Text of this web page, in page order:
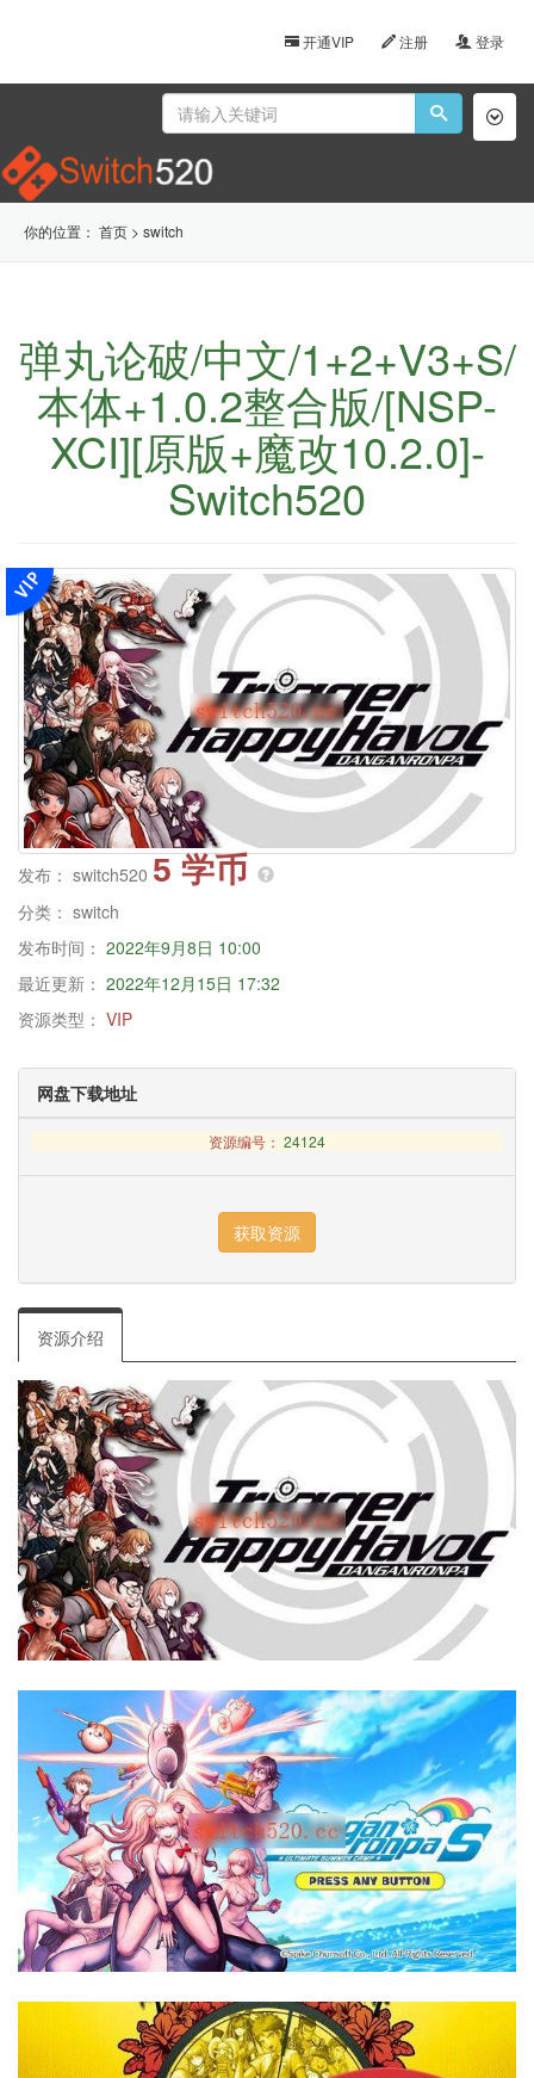
开通VIP 注册 登录
你的位置： 首页 > switch
弹丸论破/中文/1+2+V3+S/
本体+1.0.2整合版/[NSP-
XCI][原版+魔改10.2.0]-
Switch520
发布： switch520 5 学币
分类： switch
发布时间： 2022年9月8日 10:00
最近更新： 2022年12月15日 17:32
资源类型： VIP
网盘下载地址
资源编号： 24124
资源介绍